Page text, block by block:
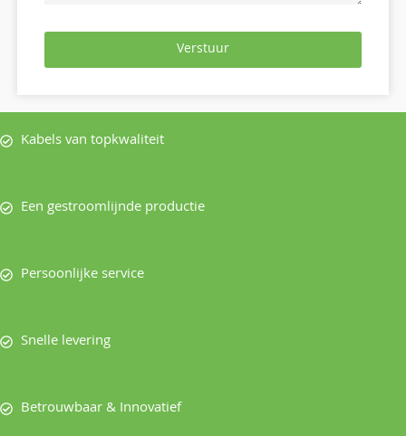
Verstuur
Kabels van topkwaliteit
Een gestroomlijnde productie
Persoonlijke service
Snelle levering
Betrouwbaar & Innovatief